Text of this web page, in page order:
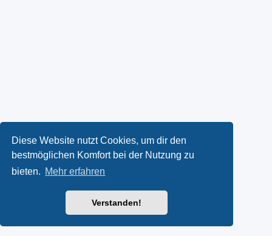
Diese Website nutzt Cookies, um dir den
bestmöglichen Komfort bei der Nutzung zu
bieten. Mehr erfahren
Verstanden!